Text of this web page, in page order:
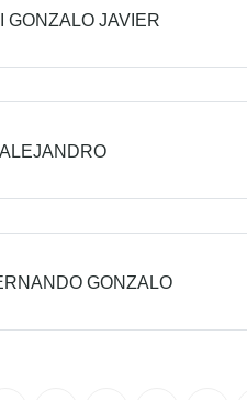
GONZALO JAVIER
GONZALO